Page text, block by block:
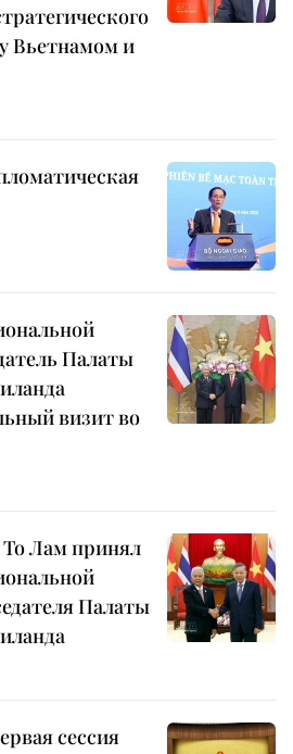
Вьетнамом и
Палаты
визит во
То Лам принял
Палаты
сессия